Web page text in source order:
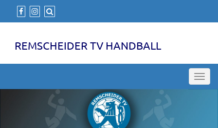
REMSCHEIDER TV HANDBALL